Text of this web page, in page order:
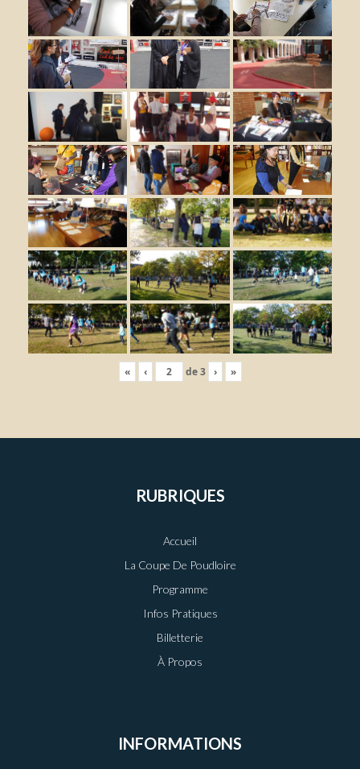
« ‹ de3 › »
RUBRIQUES
Accueil
La Coupe De Poudloire
Programme
Infos Pratiques
Billetterie
À Propos
INFORMATIONS